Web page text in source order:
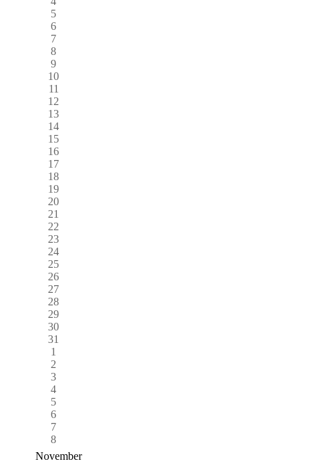
5
6
7
8
9
10
11
12
13
14
15
16
17
18
19
20
21
22
23
24
25
26
27
28
29
30
31
1
2
3
4
5
6
7
8
November